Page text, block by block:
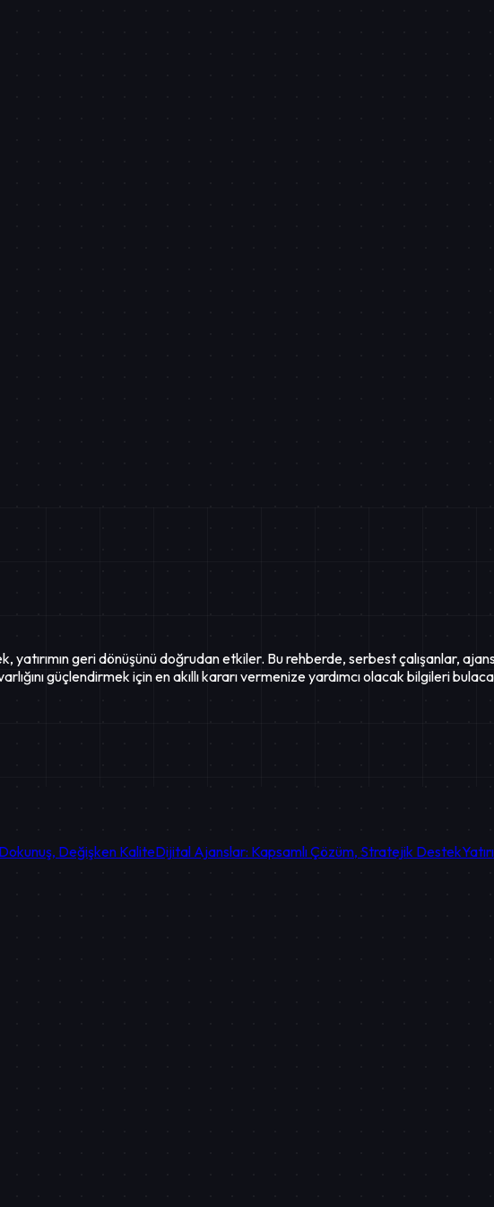
geri dönüşünü doğrudan etkiler. Bu rehberde, serbest çalışanlar,
güçlendirmek için en akıllı kararı vermenize yardımcı olacak bilgileri
Değişken KaliteDijital Ajanslar: Kapsamlı Çözüm, Stratejik Destek